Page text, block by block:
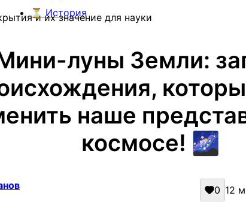
⏳ История
и их значение для науки
луны Земли:
наше
космосе! 🌌
0 12